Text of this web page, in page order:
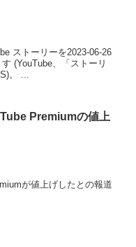
ストーリーを2023-06-26
(YouTube、「ストーリ
。 ...
Premiumの値上
が値上げしたとの報道